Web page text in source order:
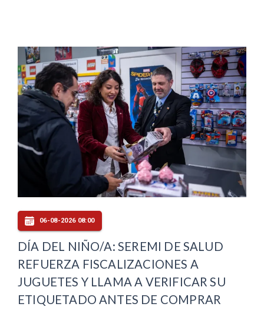
06-08-2026 08:00
DÍA DEL NIÑO/A: SEREMI DE SALUD
REFUERZA FISCALIZACIONES A
JUGUETES Y LLAMA A VERIFICAR SU
ETIQUETADO ANTES DE COMPRAR